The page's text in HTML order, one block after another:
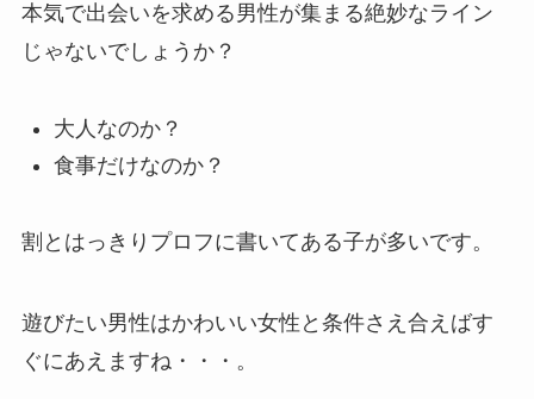
本気で出会いを求める男性が集まる絶妙なライン
じゃないでしょうか？
大人なのか？
食事だけなのか？
割とはっきりプロフに書いてある子が多いです。
遊びたい男性はかわいい女性と条件さえ合えばす
ぐにあえますね・・・。